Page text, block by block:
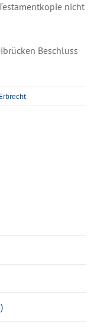
nicht
Beschluss
Erbrecht